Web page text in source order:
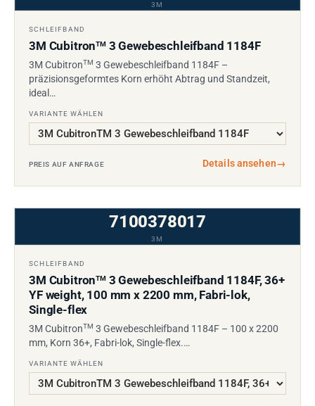
3M
SCHLEIFBAND
3M CubitronTM3 Gewebeschleifband 1184F
3M CubitronTM 3 Gewebeschleifband 1184F –
präzisionsgeformtes Korn erhöht Abtrag und Standzeit,
ideal…
VARIANTE WÄHLEN
PREIS AUF ANFRAGE Details ansehen→
7100378017
3M
SCHLEIFBAND
3M CubitronTM3 Gewebeschleifband 1184F, 36+
YF weight, 100 mm x 2200 mm, Fabri-lok,
Single-flex
3M CubitronTM 3 Gewebeschleifband 1184F – 100 x 2200
mm, Korn 36+, Fabri-lok, Single-flex.…
VARIANTE WÄHLEN